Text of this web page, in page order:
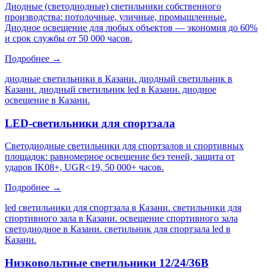
Диодные (светодиодные) светильники собственного
производства: потолочные, уличные, промышленные.
Диодное освещение для любых объектов — экономия до 60%
и срок службы от 50 000 часов.
Подробнее →
диодные светильники в Казани. диодный светильник в
Казани. диодный светильник led в Казани. диодное
освещение в Казани.
LED-светильники для спортзала
Светодиодные светильники для спортзалов и спортивных
площадок: равномерное освещение без теней, защита от
ударов IK08+, UGR<19, 50 000+ часов.
Подробнее →
led светильники для спортзала в Казани. светильники для
спортивного зала в Казани. освещение спортивного зала
светодиодное в Казани. светильник для спортзала led в
Казани.
Низковольтные светильники 12/24/36В